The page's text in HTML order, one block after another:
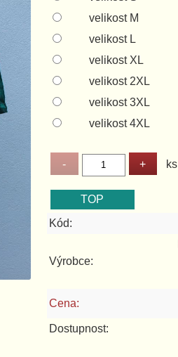
velikost M
velikost L
velikost XL
velikost 2XL
velikost 3XL
velikost 4XL
ks
Kód:
Výrobce:
Cena:
Dostupnost: